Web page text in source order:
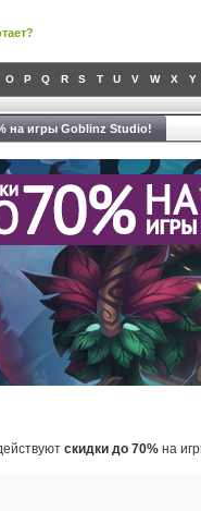
O P Q R S T U V W X Y
на игры Goblinz Studio!
скидки до 70% на